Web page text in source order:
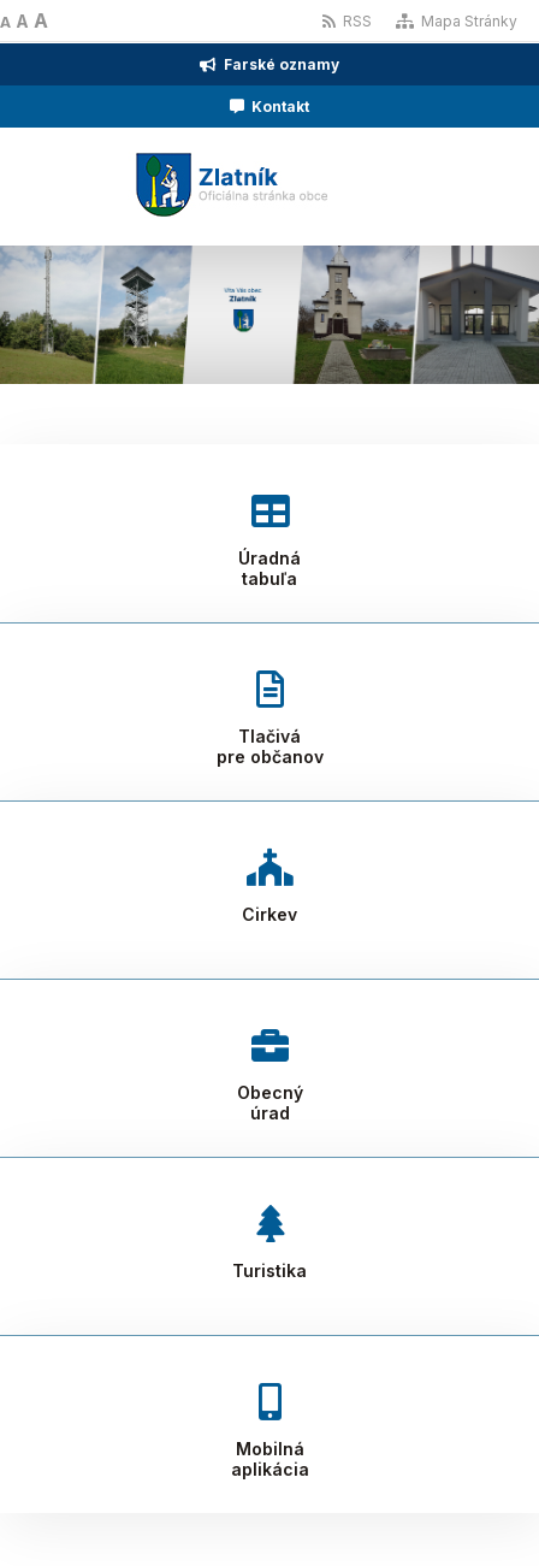
A A A RSS Mapa Stránky
Farské oznamy
Kontakt
Úradná
tabuľa
Tlačivá
pre občanov
Cirkev
Obecný
úrad
Turistika
Mobilná
aplikácia